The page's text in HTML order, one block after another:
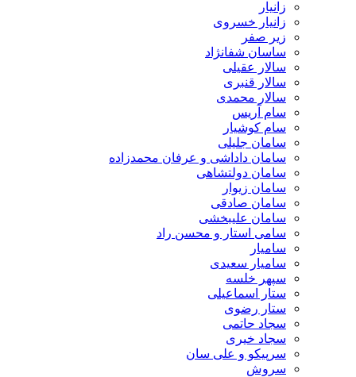
زانیار خسروی
زیر صفر
ساسان شفانژاد
سالار عقیلی
سالار قنبری
سالار محمدی
سام آریس
سام کوشیار
سامان جلیلی
سامان داداشی و عرفان محمدزاده
سامان دولتشاهی
سامان زیوار
سامان صادقی
سامان علیبخشی
سامی استار و محسن راد
سامیار
سامیار سعیدی
سپهر خلسه
ستار اسماعیلی
ستار رضوی
سجاد حاتمی
سجاد خیری
سرپیکو و علی سان
سروش